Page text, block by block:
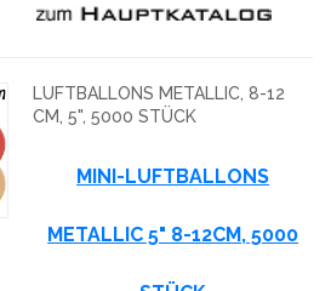
LUFTBALLONS METALLIC, 8-12
CM, 5", 5000 STÜCK
MINI-LUFTBALLONS
METALLIC 5" 8-12CM, 5000